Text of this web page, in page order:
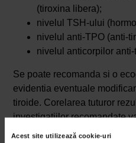
Acest site utilizează cookie-uri
(tiroxina libera);
nivelul TSH-ului
nivelul anti-TPO (anti-
nivelul anticorpilor
Se poate recomanda si o
evidentia eventuale
tiroide. Corelarea tuturor
investigatiilor recomandate
la prezenta bolii.